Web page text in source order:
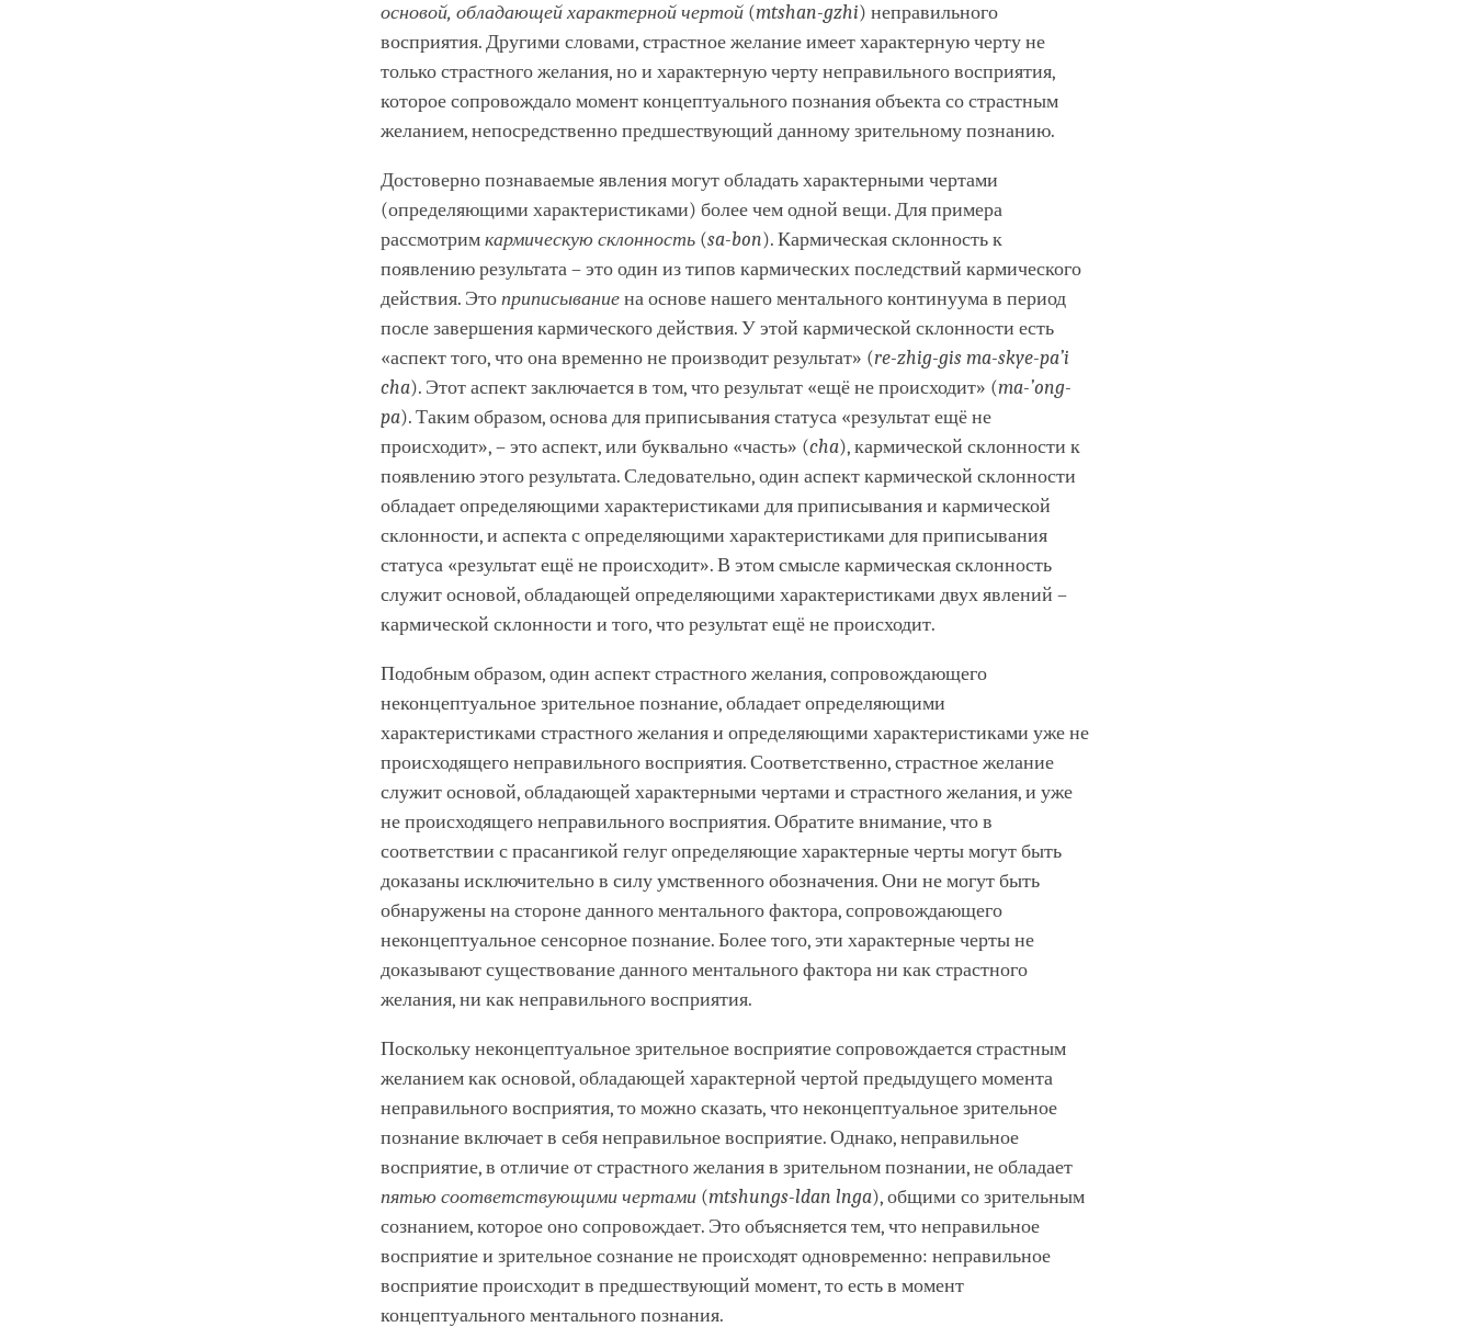
основой, обладающей характерной чертой (mtshan-gzhi) неправильного
восприятия. Другими словами, страстное желание имеет характерную черту не
только страстного желания, но и характерную черту неправильного восприятия,
которое сопровождало момент концептуального познания объекта со страстным
желанием, непосредственно предшествующий данному зрительному познанию.
Достоверно познаваемые явления могут обладать характерными чертами
(определяющими характеристиками) более чем одной вещи. Для примера
рассмотримкармическую склонность (sa-bon). Кармическая склонность к
появлению результата – это один из типов кармических последствий кармического
действия. Этоприписываниена основе нашего ментального континуума в период
после завершения кармического действия. У этой кармической склонности есть
«аспект того, что она временно не производит результат» (re-zhig-gis ma-skye-pa’i
cha). Этот аспект заключается в том, что результат «ещё не происходит» (ma-’ong-
pa). Таким образом, основа для приписывания статуса «результат ещё не
происходит», – это аспект, или буквально «часть» (cha), кармической склонности к
появлению этого результата. Следовательно, один аспект кармической склонности
обладает определяющими характеристиками для приписывания и кармической
склонности, и аспекта с определяющими характеристиками для приписывания
статуса «результат ещё не происходит». В этом смысле кармическая склонность
служит основой, обладающей определяющими характеристиками двух явлений –
кармической склонности и того, что результат ещё не происходит.
Подобным образом, один аспект страстного желания, сопровождающего
неконцептуальное зрительное познание, обладает определяющими
характеристиками страстного желания и определяющими характеристиками уже не
происходящего неправильного восприятия. Соответственно, страстное желание
служит основой, обладающей характерными чертами и страстного желания, и уже
не происходящего неправильного восприятия. Обратите внимание, что в
соответствии с прасангикой гелуг определяющие характерные черты могут быть
доказаны исключительно в силу умственного обозначения. Они не могут быть
обнаружены на стороне данного ментального фактора, сопровождающего
неконцептуальное сенсорное познание. Более того, эти характерные черты не
доказывают существование данного ментального фактора ни как страстного
желания, ни как неправильного восприятия.
Поскольку неконцептуальное зрительное восприятие сопровождается страстным
желанием как основой, обладающей характерной чертой предыдущего момента
неправильного восприятия, то можно сказать, что неконцептуальное зрительное
познание включает в себя неправильное восприятие. Однако, неправильное
восприятие, в отличие от страстного желания в зрительном познании, не обладает
пятью соответствующими чертами (mtshungs-ldan lnga), общими со зрительным
сознанием, которое оно сопровождает. Это объясняется тем, что неправильное
восприятие и зрительное сознание не происходят одновременно: неправильное
восприятие происходит в предшествующий момент, то есть в момент
концептуального ментального познания.